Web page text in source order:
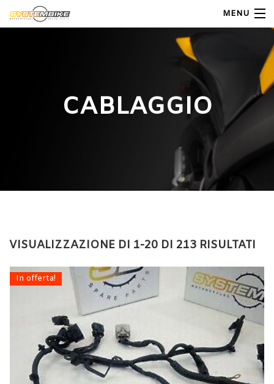
MENU
CABLAGGIO
VISUALIZZAZIONE DI 1-20 DI 213 RISULTATI
In offerta!